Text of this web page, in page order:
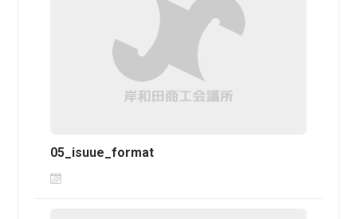
05_isuue_format